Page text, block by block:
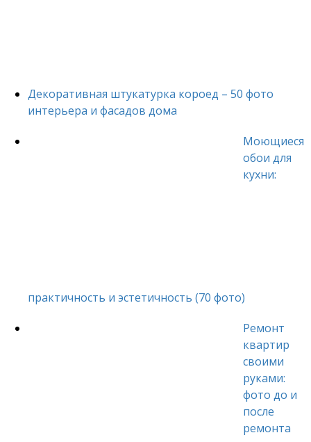
Декоративная штукатурка короед – 50 фото
интерьера и фасадов дома
Моющиеся
обои для
кухни:
практичность и эстетичность (70 фото)
Ремонт
квартир
своими
руками:
фото до и
после
ремонта